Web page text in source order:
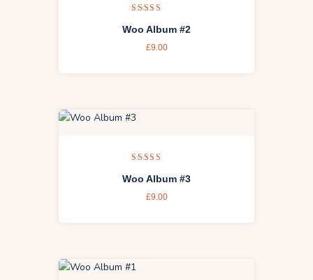
con
de 5
Woo Album #2
£9.00
do con
de 5
Woo Album #3
£9.00